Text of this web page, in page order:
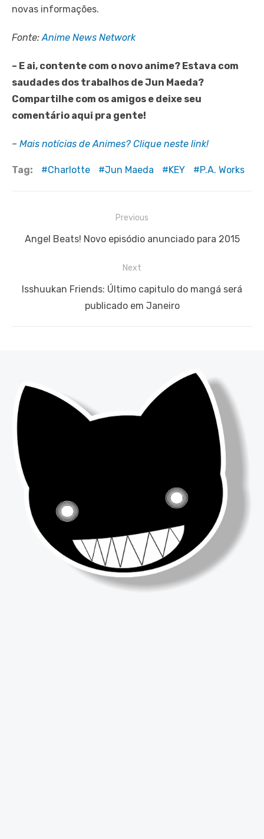
novas informações.
Fonte:Anime News Network
– E ai, contente com o novo anime? Estava com
saudades dos trabalhos de Jun Maeda?
Compartilhe com os amigos e deixe seu
comentário aqui pra gente!
– Mais notícias de Animes? Clique neste link!
Tag: Charlotte Jun Maeda KEY P.A. Works
de
Previous
Previous
Angel Beats! Novo episódio anunciado para 2015
Next
Next
Isshuukan Friends: Último capitulo do mangá será
publicado em Janeiro